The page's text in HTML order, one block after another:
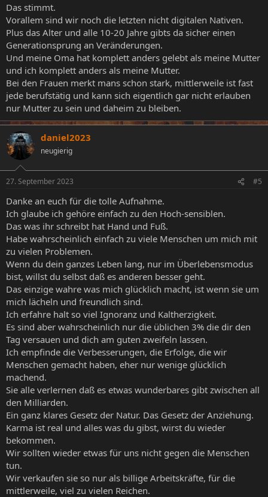
Das stimmt.
Vorallem sind wir noch die letzten nicht digitalen Nativen.
Plus das Alter und alle 10-20 Jahre gibts da sicher einen
Generationsprung an Veränderungen.
Und meine Oma hat komplett anders gelebt als meine Mutter
und ich komplett anders als meine Mutter.
Bei den Frauen merkt mans schon stark, mittlerweile ist fast
jede berufstätig und kann sich eigentlich gar nicht erlauben
nur Mutter zu sein und daheim zu bleiben.
daniel2023
neugierig
27. September 2023 #5
Danke an euch für die tolle Aufnahme.
Ich glaube ich gehöre einfach zu den Hoch-sensiblen.
Das was ihr schreibt hat Hand und Fuß.
Habe wahrscheinlich einfach zu viele Menschen um mich mit
zu vielen Problemen.
Wenn du dein ganzes Leben lang, nur im Überlebensmodus
bist, willst du selbst daß es anderen besser geht.
Das einzige wahre was mich glücklich macht, ist wenn sie um
mich lächeln und freundlich sind.
Ich erfahre halt so viel Ignoranz und Kaltherzigkeit.
Es sind aber wahrscheinlich nur die üblichen 3% die dir den
Tag versauen und dich am guten zweifeln lassen.
Ich empfinde die Verbesserungen, die Erfolge, die wir
Menschen gemacht haben, eher nur wenige glücklich
machend.
Sie alle verlernen daß es etwas wunderbares gibt zwischen all
den Milliarden.
Ein ganz klares Gesetz der Natur. Das Gesetz der Anziehung.
Karma ist real und alles was du gibst, wirst du wieder
bekommen.
Wir sollten wieder etwas für uns nicht gegen die Menschen
tun.
Wir verkaufen sie so nur als billige Arbeitskräfte, für die
mittlerweile, viel zu vielen Reichen.